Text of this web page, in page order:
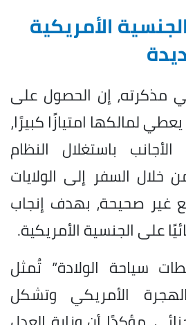
الأمريكية
مذكرته، إن الحصول على
لمالكها امتيازًا كبيرًا،
باستغلال النظام
خلال السفر إلى الولايات
غير صحيحة، بهدف إنجاب
على الجنسية الأمريكية.
سياحة الولادة” تُمثل
الأمريكي وتشكل